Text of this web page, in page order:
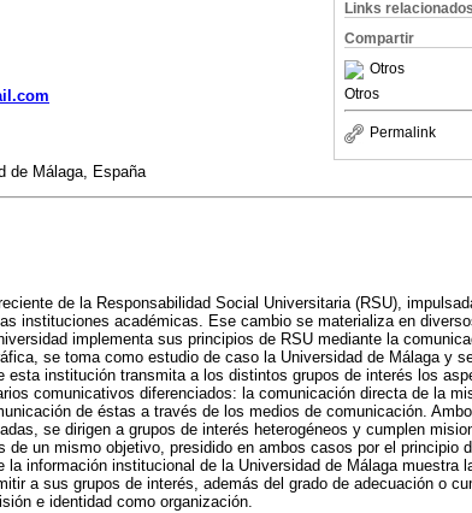
Links relacionados
Compartir
Otros
Otros
Permalink
de Málaga, España
de la Responsabilidad Social Universitaria (RSU),
instituciones académicas. Ese cambio se materializa en
implementa sus principios de RSU mediante la
se toma como estudio de caso la Universidad de Málaga y
esta institución transmita a los distintos grupos de interés los
comunicativos diferenciados: la comunicación directa de la
de éstas a través de los medios de comunicación.
se dirigen a grupos de interés heterogéneos y cumplen
un mismo objetivo, presidido en ambos casos por el principio
información institucional de la Universidad de Málaga muestra
a sus grupos de interés, además del grado de adecuación o
e identidad como organización.